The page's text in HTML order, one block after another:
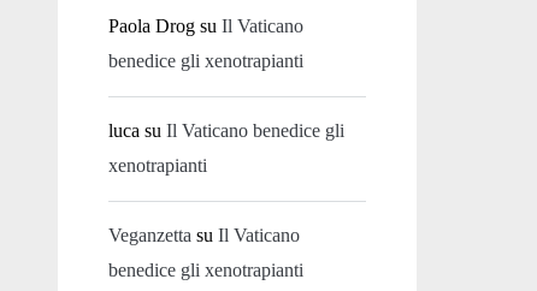
Paola Drog suIl Vaticano
benedice gli xenotrapianti
luca suIl Vaticano benedice gli
xenotrapianti
Veganzetta suIl Vaticano
benedice gli xenotrapianti